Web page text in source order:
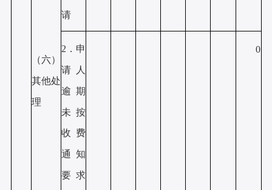
（六）
其他处
理
请
2．申
请人
逾期
未按
收费
通知
要求
0